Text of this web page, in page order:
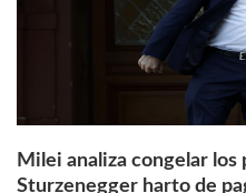
Milei analiza congelar
Sturzenegger harto de